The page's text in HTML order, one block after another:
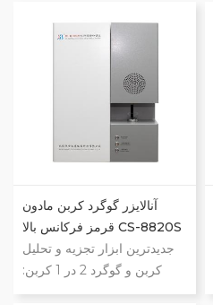
آنالایزر گوگرد کربن مادون
قرمز فرکانس بالا CS-8820S
جدیدترین ابزار تجزیه و تحلیل
کربن و گوگرد 2 در 1 کربن:
0.0001٪~99.9999٪ گوگرد: